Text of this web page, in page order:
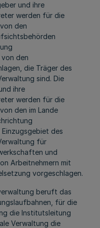
und ihre
werden für die
den
von den
die Träger des
sind. Die
ihre
werden für die
den im Lande
des
für
und
Arbeitnehmern mit
vorgeschlagen.
beruft das
für die
die Institutsleitung
Verwaltung die